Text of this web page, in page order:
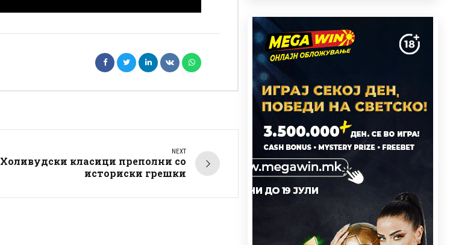
NEXT
Холивудски класици преполни со
историски грешки